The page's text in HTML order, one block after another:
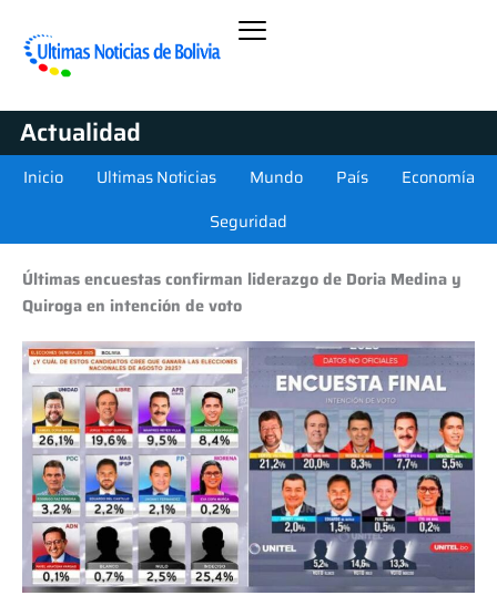
Actualidad
Inicio Ultimas Noticias Mundo País
Economía
Seguridad
Últimas encuestas confirman liderazgo de Doria Medina y
Quiroga en intención de voto